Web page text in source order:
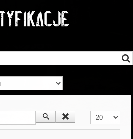
Pokaż #